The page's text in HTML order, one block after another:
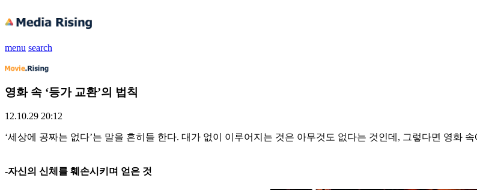
menu search
영화 속 ‘등가 교환’의 법칙
12.10.29 20:12
‘세상에 공짜는 없다’는 말을 흔히들 한다. 대가 없이 이루어지는 것은 아무것도 없다는 것인데, 그렇다면 영화
-자신의 신체를 훼손시키며 얻은 것